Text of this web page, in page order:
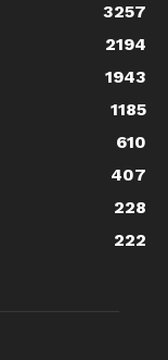
3257
2194
1943
1185
610
407
228
222